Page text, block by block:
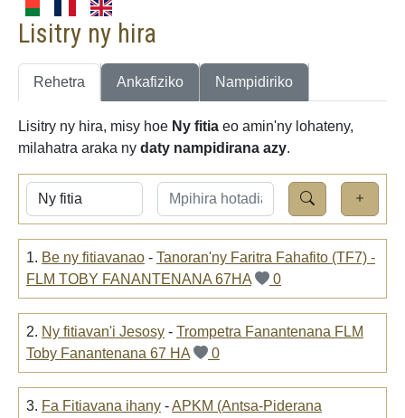
Lisitry ny hira
Rehetra Ankafiziko Nampidiriko
Lisitry ny hira, misy hoe Ny fitia eo amin'ny lohateny,
milahatra araka ny daty nampidirana azy.
1. Be ny fitiavanao - Tanoran'ny Faritra Fahafito (TF7) -
FLM TOBY FANANTENANA 67HA
0
2. Ny fitiavan'i Jesosy - Trompetra Fanantenana FLM
Toby Fanantenana 67 HA
0
3. Fa Fitiavana ihany -APKM (Antsa-Piderana